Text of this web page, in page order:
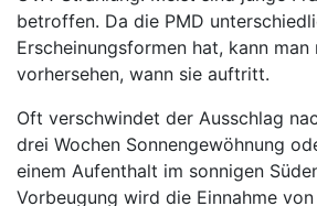
betroffen. Da die PMD
Erscheinungsformen hat, kann man
vorhersehen, wann sie auftritt.
Oft verschwindet der Ausschlag
drei Wochen Sonnengewöhnung
einem Aufenthalt im sonnigen
Vorbeugung wird die Einnahme